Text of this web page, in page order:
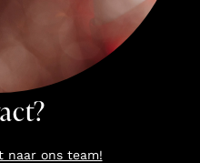
naar ons team!